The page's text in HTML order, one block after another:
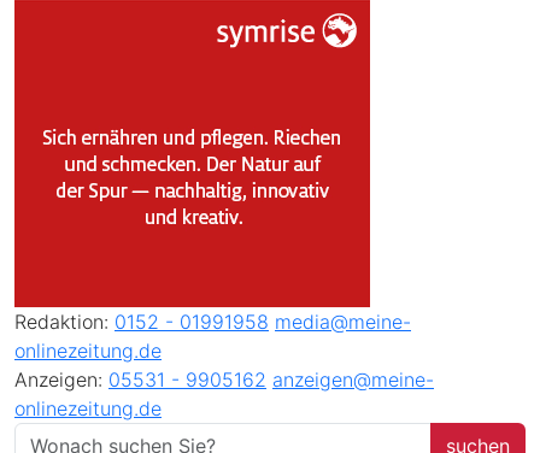
Redaktion: 0152 - 01991958 media@meine-
onlinezeitung.de
Anzeigen: 05531 - 9905162 anzeigen@meine-
onlinezeitung.de